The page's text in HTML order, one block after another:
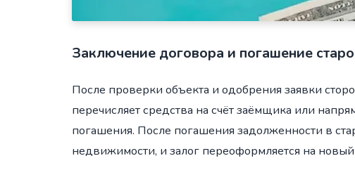
Заключение договора и погашение
После проверки объекта и одобрения заявки
перечисляет средства на счёт заёмщика или
погашения. После погашения задолженности в
недвижимости, и залог переоформляется на новый